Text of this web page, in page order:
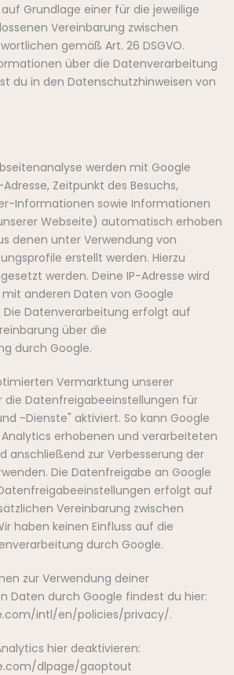
Grundlage einer für die jeweilige
Vereinbarung zwischen
gemäß Art. 26 DSGVO.
über die Datenverarbeitung
du in den Datenschutzhinweisen von
werden mit Google
Zeitpunkt des Besuchs,
Informationen sowie Informationen
Webseite) automatisch erhoben
denen unter Verwendung von
erstellt werden. Hierzu
werden. Deine IP-Adresse wird
anderen Daten von Google
Datenverarbeitung erfolgt auf
über die
durch Google.
Vermarktung unserer
die Datenfreigabeeinstellungen für
-Dienste" aktiviert. So kann Google
erhobenen und verarbeiteten
anschließend zur Verbesserung der
Die Datenfreigabe an Google
erfolgt auf
Vereinbarung zwischen
haben keinen Einfluss auf die
durch Google.
zur Verwendung deiner
Daten durch Google findest du hier:
intl/en/policies/privacy/.
hier deaktivieren:
dlpage/gaoptout